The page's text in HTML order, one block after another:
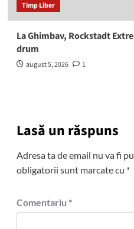
Timp Liber
La Ghimbav, Rockstadt
drum
august 5, 2026 1
Lasă un răspuns
Adresa ta de email nu va fi
obligatorii sunt marcate cu *
Comentariu *